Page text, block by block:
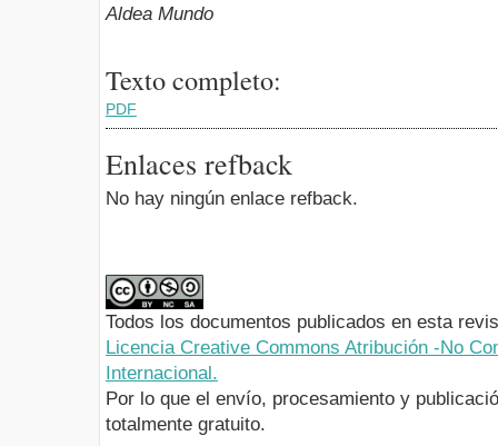
Aldea Mundo
Texto completo:
PDF
Enlaces refback
No hay ningún enlace refback.
Todos los documentos publicados en esta
Licencia Creative Commons Atribución -No
Internacional.
Por lo que el envío, procesamiento y
totalmente gratuito.